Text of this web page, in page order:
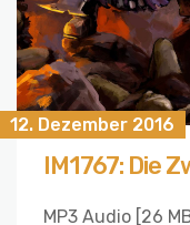
12. Dezember 2016
IM1767: Die
MP3 Audio [26